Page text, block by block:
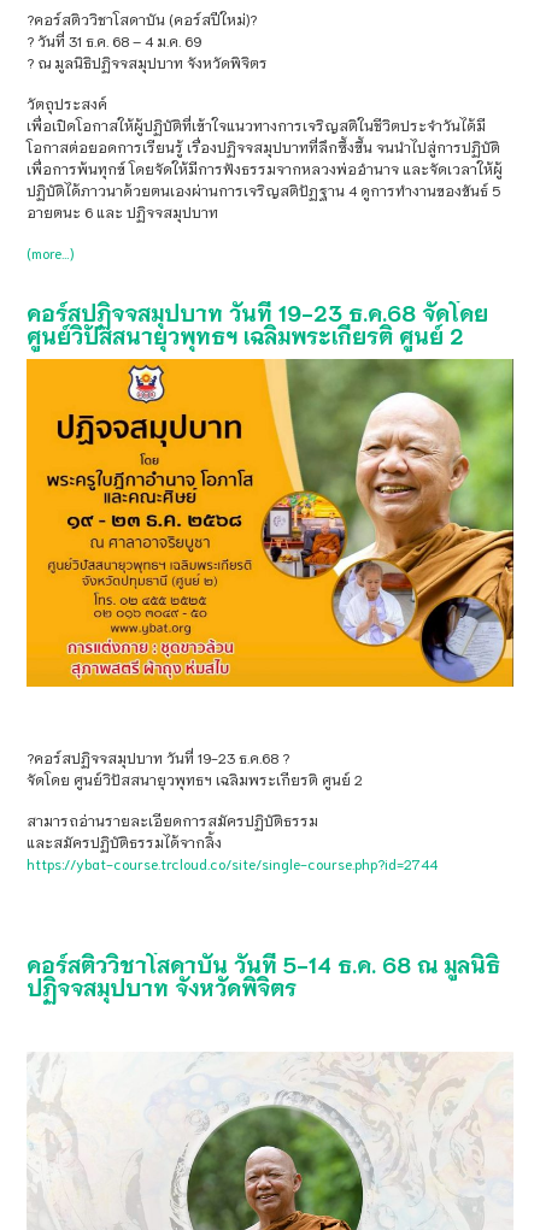
?คอร์สติววิชาโสดาบัน (คอร์สปีใหม่)?
?️ วันที่ 31 ธ.ค. 68 – 4 ม.ค. 69
? ณ มูลนิธิปฏิจจสมุปบาท จังหวัดพิจิตร
วัตถุประสงค์
เพื่อเปิดโอกาสให้ผู้ปฏิบัติที่เข้าใจแนวทางการเจริญสติในชีวิตประจำวันได้มี
โอกาสต่อยอดการเรียนรู้ เรื่องปฏิจจสมุปบาทที่ลึกซึ้งขึ้น จนนำไปสู่การปฏิบัติ
เพื่อการพ้นทุกข์ โดยจัดให้มีการฟังธรรมจากหลวงพ่ออำนาจ และจัดเวลาให้ผู้
ปฏิบัติได้ภาวนาด้วยตนเองผ่านการเจริญสติปัฏฐาน 4 ดูการทำงานของขันธ์ 5
อายตนะ 6 และ ปฏิจจสมุปบาท
(more…)
คอร์สปฏิจจสมุปบาท วันที่ 19-23 ธ.ค.68 จัดโดย
ศูนย์วิปัสสนายุวพุทธฯ เฉลิมพระเกียรติ ศูนย์ 2
?คอร์สปฏิจจสมุปบาท วันที่ 19-23 ธ.ค.68 ?
จัดโดย ศูนย์วิปัสสนายุวพุทธฯ เฉลิมพระเกียรติ ศูนย์ 2
สามารถอ่านรายละเอียดการสมัครปฏิบัติธรรม
และสมัครปฏิบัติธรรมได้จากลิ้ง
https://ybat-course.trcloud.co/site/single-course.php?id=2744
คอร์สติววิชาโสดาบัน วันที่ 5-14 ธ.ค. 68 ณ มูลนิธิ
ปฏิจจสมุปบาท จังหวัดพิจิตร